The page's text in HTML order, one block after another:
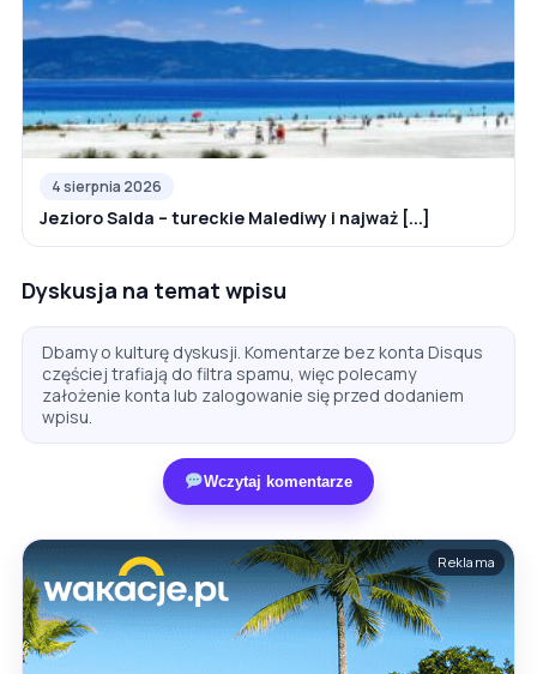
4 sierpnia 2026
Jezioro Salda – tureckie Malediwy i najważ [...]
Dyskusja na temat wpisu
Dbamy o kulturę dyskusji. Komentarze bez konta Disqus
częściej trafiają do filtra spamu, więc polecamy
założenie konta lub zalogowanie się przed dodaniem
wpisu.
Wczytaj komentarze
Reklama